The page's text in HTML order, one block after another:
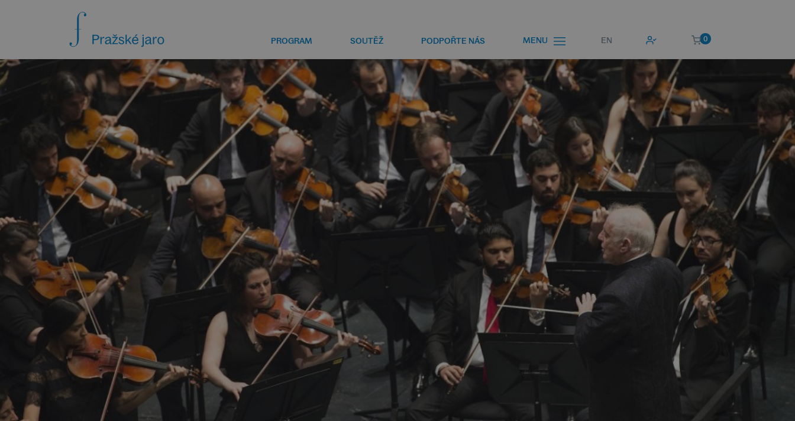
PROGRAM SOUTĚŽ PODPOŘTE NÁS MENU EN 0